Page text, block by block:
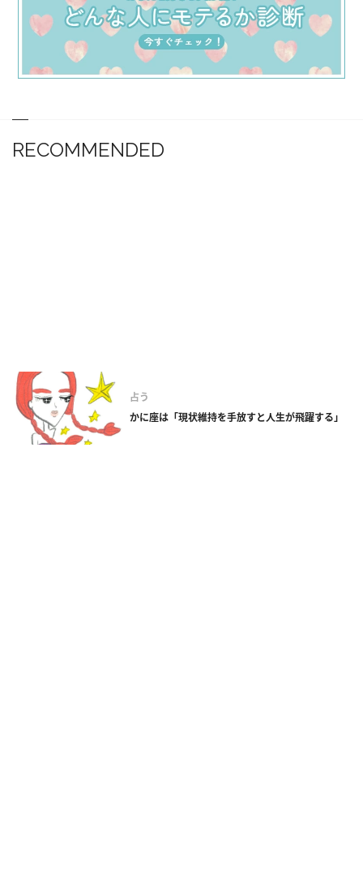
RECOMMENDED
占う
かに座は「現状維持を手放すと人生が飛躍する」